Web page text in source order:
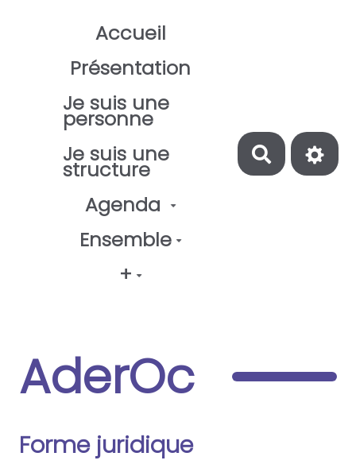
Aller au contenu principal
Accueil
Présentation
Je suis une
personne
Je suis une
structure
Agenda
Ensemble
+
AderOc
Forme juridique